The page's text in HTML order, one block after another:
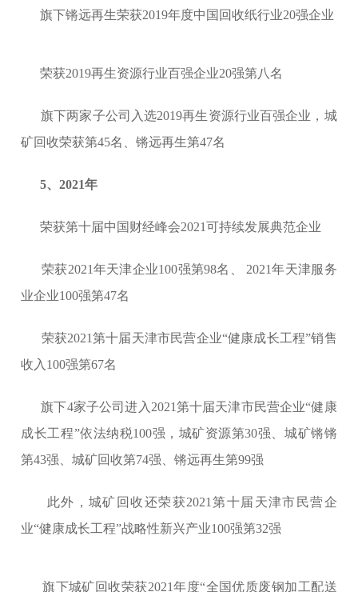
旗下锵远再生荣获2019年度中国回收纸行业20强企业
荣获2019再生资源行业百强企业20强第八名
旗下两家子公司入选2019再生资源行业百强企业，城
矿回收荣获第45名、锵远再生第47名
5、2021年
荣获第十届中国财经峰会2021可持续发展典范企业
荣获2021年天津企业100强第98名、 2021年天津服务
业企业100强第47名
荣获2021第十届天津市民营企业“健康成长工程”销售
收入100强第67名
旗下4家子公司进入2021第十届天津市民营企业“健康
成长工程”依法纳税100强，城矿资源第30强、城矿锵锵
第43强、城矿回收第74强、锵远再生第99强
此外，城矿回收还荣获2021第十届天津市民营企
业“健康成长工程”战略性新兴产业100强第32强
旗下城矿回收荣获2021年度“全国优质废钢加工配送